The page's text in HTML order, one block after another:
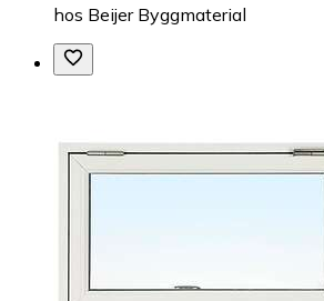
hos Beijer Byggmaterial